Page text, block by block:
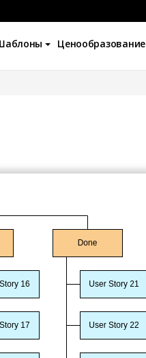
Ценообразование